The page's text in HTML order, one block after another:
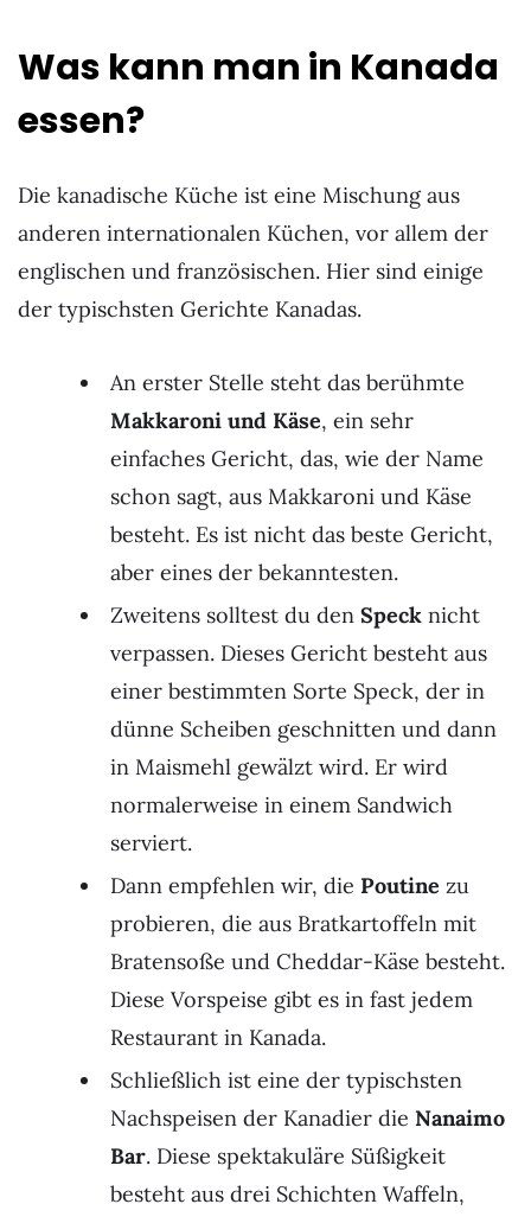
Was kann man in Kanada
essen?
Die kanadische Küche ist eine Mischung aus
anderen internationalen Küchen, vor allem der
englischen und französischen. Hier sind einige
der typischsten Gerichte Kanadas.
An erster Stelle steht das berühmte
Makkaroni und Käse, ein sehr
einfaches Gericht, das, wie der Name
schon sagt, aus Makkaroni und Käse
besteht. Es ist nicht das beste Gericht,
aber eines der bekanntesten.
Zweitens solltest du den Speck nicht
verpassen. Dieses Gericht besteht aus
einer bestimmten Sorte Speck, der in
dünne Scheiben geschnitten und dann
in Maismehl gewälzt wird. Er wird
normalerweise in einem Sandwich
serviert.
Dann empfehlen wir, die Poutine zu
probieren, die aus Bratkartoffeln mit
Bratensoße und Cheddar-Käse besteht.
Diese Vorspeise gibt es in fast jedem
Restaurant in Kanada.
Schließlich ist eine der typischsten
Nachspeisen der Kanadier die Nanaimo
Bar. Diese spektakuläre Süßigkeit
besteht aus drei Schichten Waffeln,